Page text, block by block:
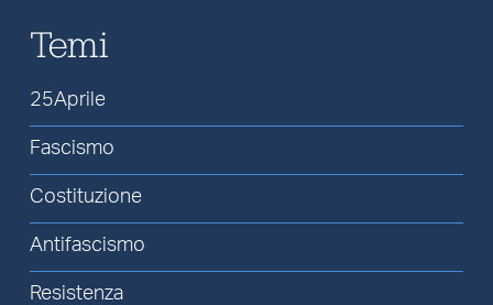
Temi
25Aprile
Fascismo
Costituzione
Antifascismo
Resistenza